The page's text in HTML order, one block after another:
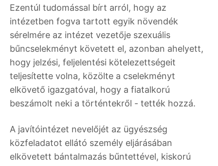
Ezentúl tudomással bírt arról, hogy az
intézetben fogva tartott egyik növendék
sérelmére az intézet vezetője szexuális
bűncselekményt követett el, azonban ahelyett,
hogy jelzési, feljelentési kötelezettségeit
teljesítette volna, közölte a cselekményt
elkövető igazgatóval, hogy a fiatalkorú
beszámolt neki a történtekről - tették hozzá.
A javítóintézet nevelőjét az ügyészség
közfeladatot ellátó személy eljárásában
elkövetett bántalmazás bűntettével, kiskorú